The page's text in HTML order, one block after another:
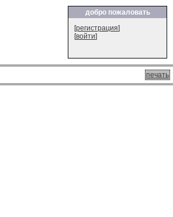
добро пожаловать
[регистрация]
[войти]
печать